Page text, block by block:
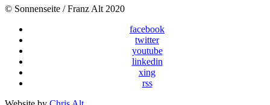
© Sonnenseite / Franz Alt 2020
facebook
twitter
youtube
linkedin
xing
rss